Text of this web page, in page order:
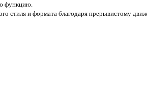
функцию.
стиля и формата благодаря прерывистому